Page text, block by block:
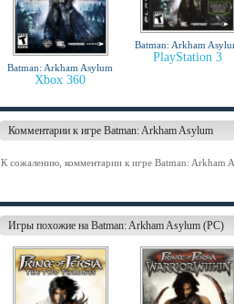
Batman: Arkham Asylum
Xbox 360
Batman: Arkham
PlayStation 3
Комментарии к игре Batman: Arkham Asylum
К сожалению, комментарии к игре Batman: Arkham
Игры похожие на Batman: Arkham Asylum (PC)